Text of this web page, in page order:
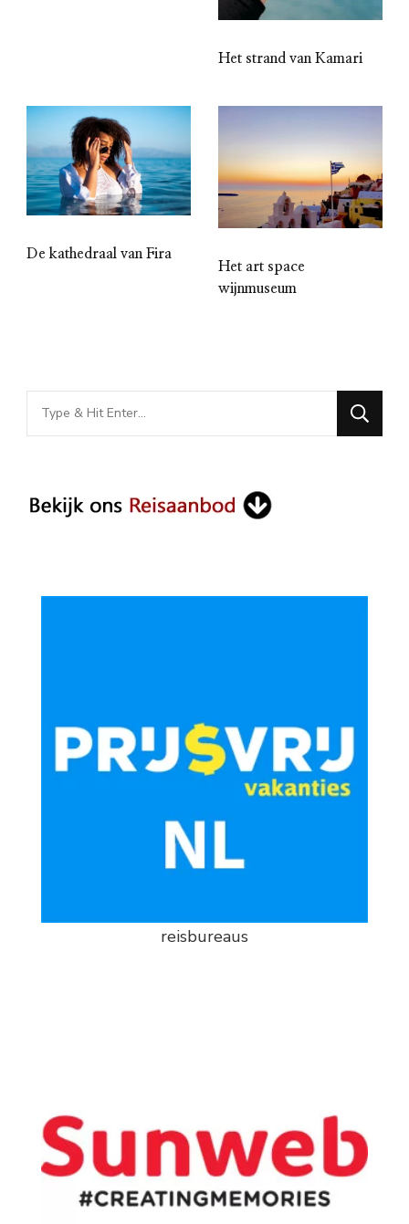
Het strand van Kamari
De kathedraal van Fira
Het art space
wijnmuseum
Looking
for
reisbureaus